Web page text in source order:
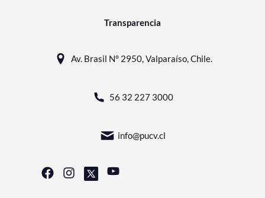
Transparencia
Av. Brasil N° 2950, Valparaíso, Chile.
56 32 227 3000
info@pucv.cl